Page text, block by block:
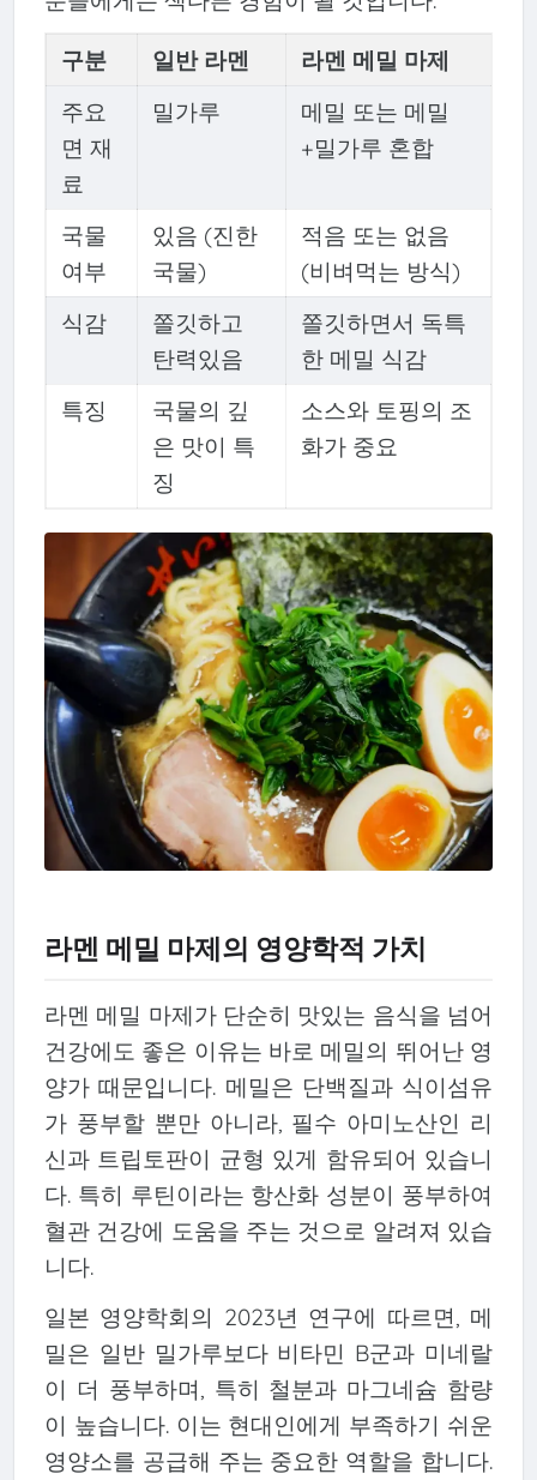
구분 일반 라멘
라멘 메밀 마제
주요
면 재
료
밀가루
메밀 또는 메밀
+밀가루 혼합
국물
여부
있음 (진한
국물)
적음 또는 없음
(비벼먹는 방식)
식감
쫄깃하고
탄력있음
쫄깃하면서 독특
한 메밀 식감
특징
국물의 깊
은 맛이 특
징
소스와 토핑의 조
화가 중요
라멘 메밀 마제의 영양학적 가치
라멘 메밀 마제가 단순히 맛있는 음식을 넘어
건강에도 좋은 이유는 바로 메밀의 뛰어난 영
양가 때문입니다. 메밀은 단백질과 식이섬유
가 풍부할 뿐만 아니라, 필수 아미노산인 리
신과 트립토판이 균형 있게 함유되어 있습니
다. 특히 루틴이라는 항산화 성분이 풍부하여
혈관 건강에 도움을 주는 것으로 알려져 있습
니다.
일본 영양학회의 2023년 연구에 따르면, 메
밀은 일반 밀가루보다 비타민 B군과 미네랄
이 더 풍부하며, 특히 철분과 마그네슘 함량
이 높습니다. 이는 현대인에게 부족하기 쉬운
영양소를 공급해 주는 중요한 역할을 합니다.